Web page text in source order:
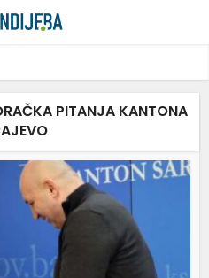
PITANJA KANTONA